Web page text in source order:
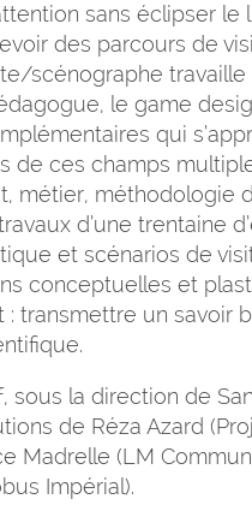
sans éclipser le
des parcours de
scénographe
le game
qui
de ces champs
métier, méthodologie
d’une trentaine
et scénarios de
conceptuelles et
: transmettre un savoir
sous la direction de
de Réza Azard
Madrelle (LM
Impérial).